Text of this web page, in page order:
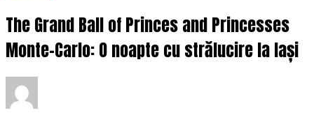
The Grand Ball of Princes and Princesses
Monte-Carlo: O noapte cu strălucire la Iași